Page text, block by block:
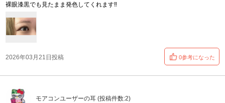
裸眼漆黒でも見たまま発色してくれます‼️
2026年03月21日投稿 0参考になった
モアコンユーザーの耳 (投稿件数:2)